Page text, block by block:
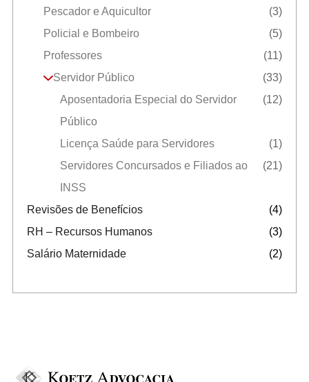
Pescador e Aquicultor
(3)
Policial e Bombeiro
(5)
Professores
(11)
Servidor Público
(33)
Aposentadoria Especial do Servidor
Público
(12)
Licença Saúde para Servidores
(1)
Servidores Concursados e Filiados ao
INSS
(21)
Revisões de Benefícios
(4)
RH – Recursos Humanos
(3)
Salário Maternidade
(2)